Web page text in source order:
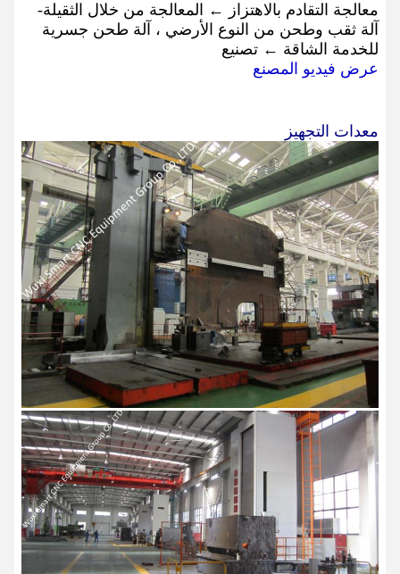
معالجة التقادم بالاهتزاز ← المعالجة من خلال الثقيلة-
آلة ثقب وطحن من النوع الأرضي ، آلة طحن جسرية
للخدمة الشاقة ← تصنيع
عرض فيديو المصنع
معدات التجهيز